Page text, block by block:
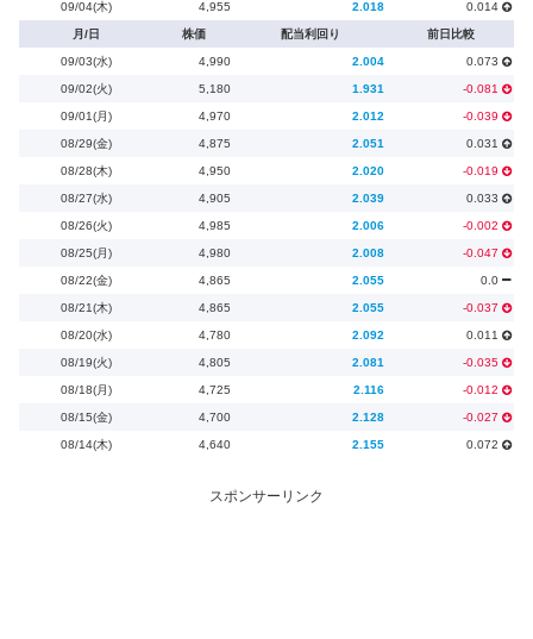
09/04(木) 4,955 2.018 0.014
月/日 株価 配当利回り 前日比較
09/03(水) 4,990 2.004 0.073
09/02(火) 5,180 1.931 -0.081
09/01(月) 4,970 2.012 -0.039
08/29(金) 4,875 2.051 0.031
08/28(木) 4,950 2.020 -0.019
08/27(水) 4,905 2.039 0.033
08/26(火) 4,985 2.006 -0.002
08/25(月) 4,980 2.008 -0.047
08/22(金) 4,865 2.055 0.0
08/21(木) 4,865 2.055 -0.037
08/20(水) 4,780 2.092 0.011
08/19(火) 4,805 2.081 -0.035
08/18(月) 4,725 2.116 -0.012
08/15(金) 4,700 2.128 -0.027
08/14(木) 4,640 2.155 0.072
スポンサーリンク